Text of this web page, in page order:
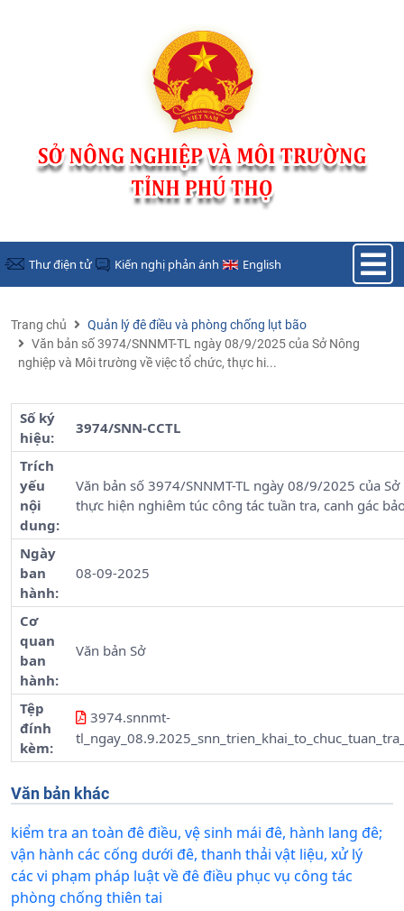
Thư điện tử Kiến nghị phản ánh English
Trang chủ
Quản lý đê điều và phòng chống lụt bão
Văn bản số 3974/SNNMT-TL ngày 08/9/2025 của Sở Nông
nghiệp và Môi trường về việc tổ chức, thực hi...
Số ký
hiệu:
3974/SNN-CCTL
Trích
yếu
nội
dung:
Văn bản số 3974/SNNMT-TL ngày 08/9/2025 của
thực hiện nghiêm túc công tác tuần tra, canh gác
Ngày
ban
hành:
08-09-2025
Cơ
quan
ban
hành:
Văn bản Sở
Tệp
đính
kèm:
3974.snnmt-
Văn bản khác
kiểm tra an toàn đê điều, vệ sinh mái đê, hành lang đê;
vận hành các cống dưới đê, thanh thải vật liệu, xử lý
các vi phạm pháp luật về đê điều phục vụ công tác
phòng chống thiên tai